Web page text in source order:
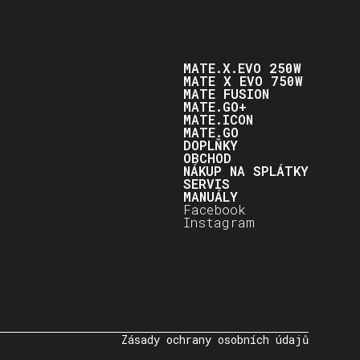
MATE.X.EVO 250W
MATE X EVO 750W
MATE FUSION
MATE.GO+
MATE.ICON
MATE.GO
DOPLŇKY
OBCHOD
NÁKUP NA SPLÁTKY
SERVIS
MANUÁLY
Facebook
Instagram
Zásady ochrany osobních údajů